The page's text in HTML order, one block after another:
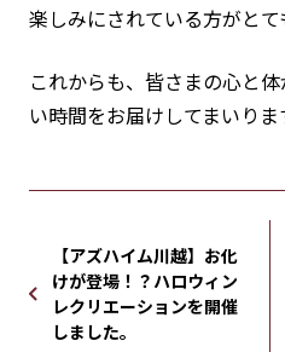
楽しみにされている方がとて
これからも、皆さまの心と
い時間をお届けしてまいりま
【アズハイム川越】お化
けが登場！？ハロウィン
レクリエーションを開催
しました。